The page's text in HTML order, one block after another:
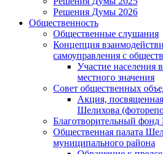
Решения Думы 2026
Общественность
Общественные слушания
Концепция
самоуправления с
Участие населения
местного значения
Совет общественных
Акция,
Шелихова
Благотворительный
Общественная палата
муниципального района